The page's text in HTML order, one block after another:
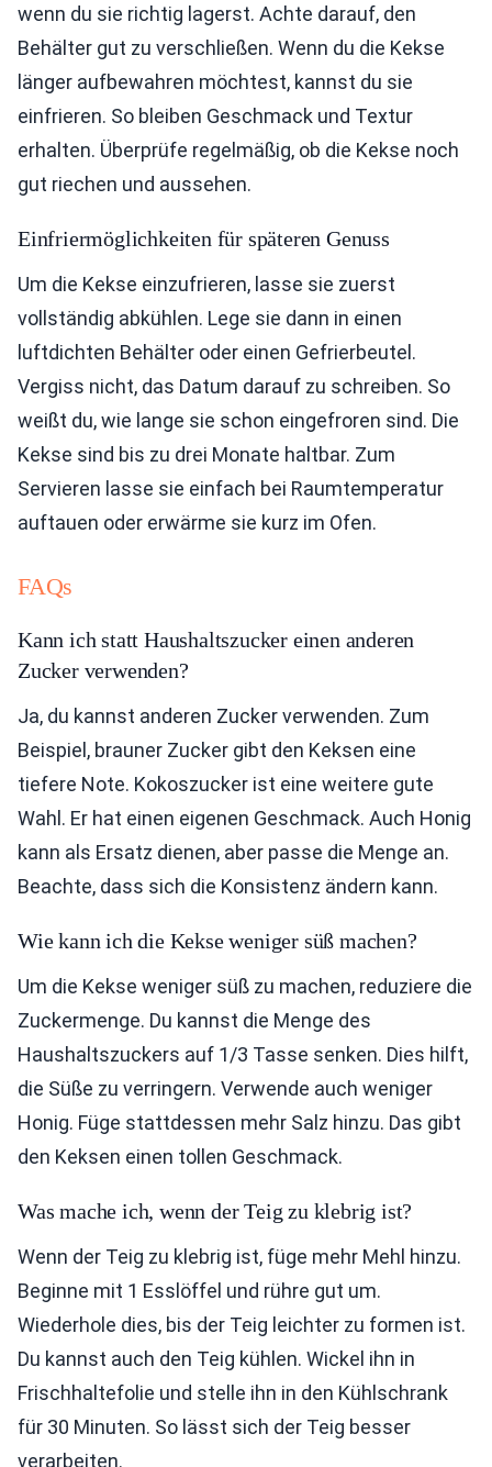
wenn du sie richtig lagerst. Achte darauf, den
Behälter gut zu verschließen. Wenn du die Kekse
länger aufbewahren möchtest, kannst du sie
einfrieren. So bleiben Geschmack und Textur
erhalten. Überprüfe regelmäßig, ob die Kekse noch
gut riechen und aussehen.
Einfriermöglichkeiten für späteren Genuss
Um die Kekse einzufrieren, lasse sie zuerst
vollständig abkühlen. Lege sie dann in einen
luftdichten Behälter oder einen Gefrierbeutel.
Vergiss nicht, das Datum darauf zu schreiben. So
weißt du, wie lange sie schon eingefroren sind. Die
Kekse sind bis zu drei Monate haltbar. Zum
Servieren lasse sie einfach bei Raumtemperatur
auftauen oder erwärme sie kurz im Ofen.
FAQs
Kann ich statt Haushaltszucker einen anderen
Zucker verwenden?
Ja, du kannst anderen Zucker verwenden. Zum
Beispiel, brauner Zucker gibt den Keksen eine
tiefere Note. Kokoszucker ist eine weitere gute
Wahl. Er hat einen eigenen Geschmack. Auch Honig
kann als Ersatz dienen, aber passe die Menge an.
Beachte, dass sich die Konsistenz ändern kann.
Wie kann ich die Kekse weniger süß machen?
Um die Kekse weniger süß zu machen, reduziere die
Zuckermenge. Du kannst die Menge des
Haushaltszuckers auf 1/3 Tasse senken. Dies hilft,
die Süße zu verringern. Verwende auch weniger
Honig. Füge stattdessen mehr Salz hinzu. Das gibt
den Keksen einen tollen Geschmack.
Was mache ich, wenn der Teig zu klebrig ist?
Wenn der Teig zu klebrig ist, füge mehr Mehl hinzu.
Beginne mit 1 Esslöffel und rühre gut um.
Wiederhole dies, bis der Teig leichter zu formen ist.
Du kannst auch den Teig kühlen. Wickel ihn in
Frischhaltefolie und stelle ihn in den Kühlschrank
für 30 Minuten. So lässt sich der Teig besser
verarbeiten.